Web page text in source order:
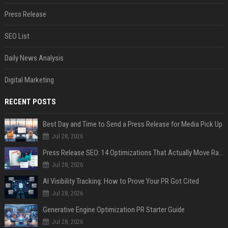
Press Release
SEO List
Daily News Analysis
Digital Marketing
RECENT POSTS
Best Day and Time to Send a Press Release for Media Pick Up
Jul 28, 2026
Press Release SEO: 14 Optimizations That Actually Move Rankings
Jul 28, 2026
AI Visibility Tracking: How to Prove Your PR Got Cited
Jul 28, 2026
Generative Engine Optimization PR Starter Guide
Jul 28, 2026